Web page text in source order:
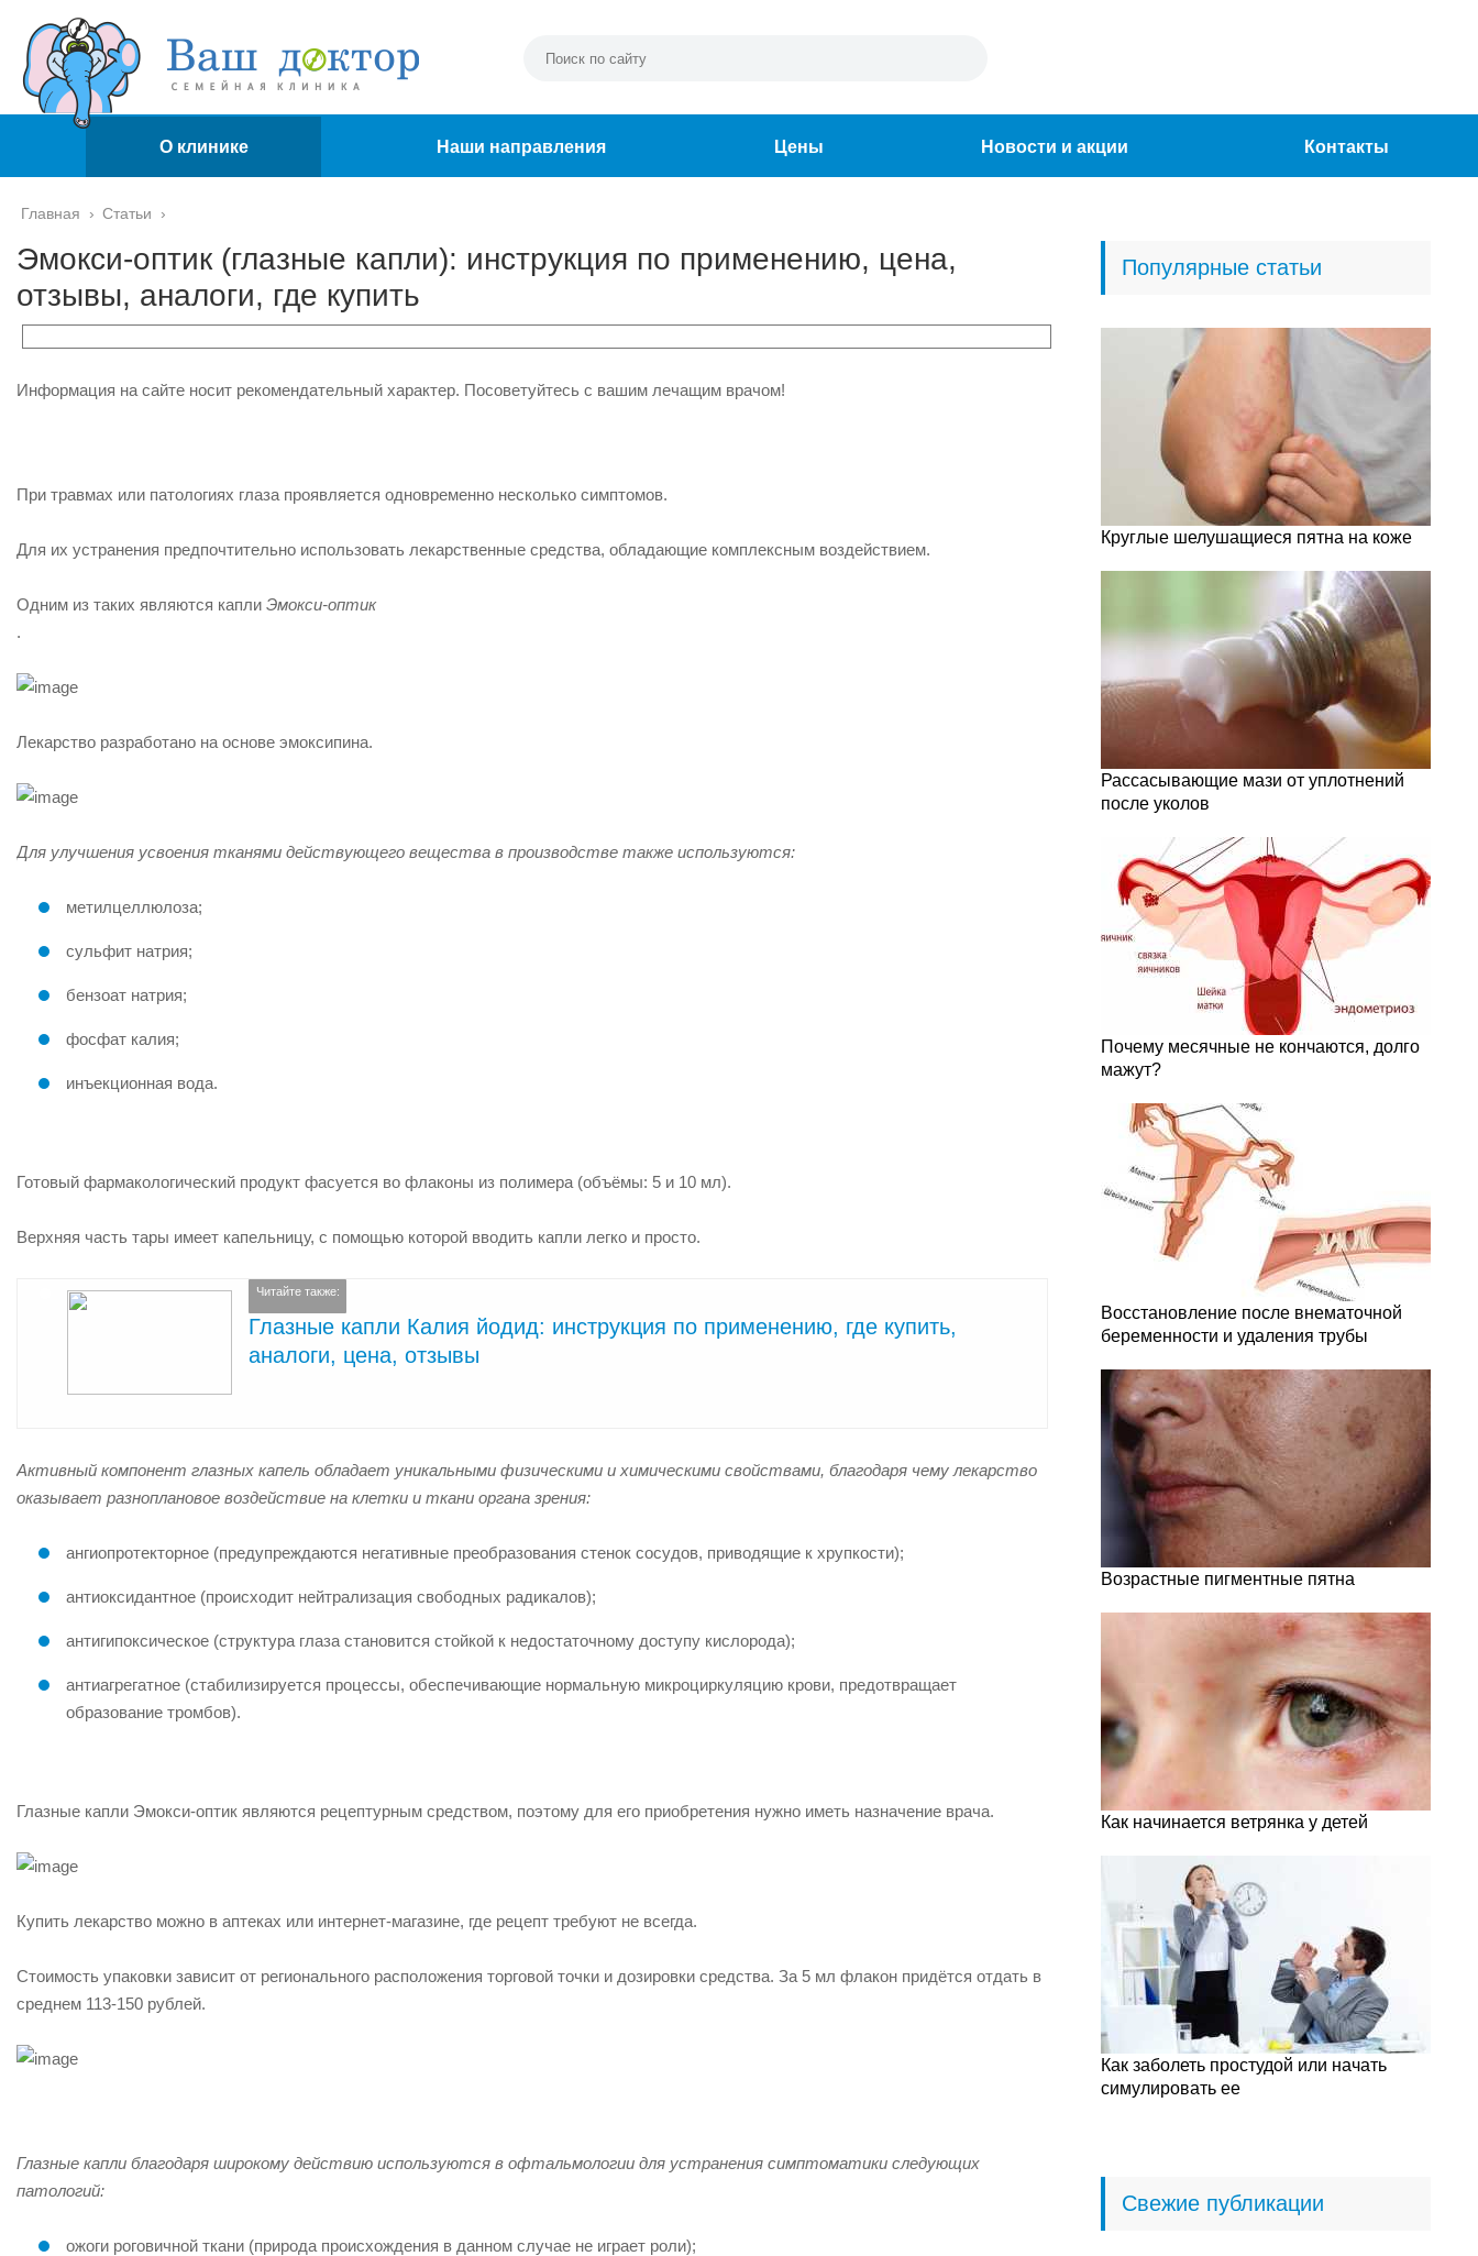
О клинике Наши направления Цены Новости и акции Контакты
Главная › Статьи ›
Эмокси-оптик (глазные капли): инструкция по применению, цена,
отзывы, аналоги, где купить
Информация на сайте носит рекомендательный характер. Посоветуйтесь с вашим лечащим врачом!
При травмах или патологиях глаза проявляется одновременно несколько симптомов.
Для их устранения предпочтительно использовать лекарственные средства, обладающие комплексным воздействием.
Одним из таких являются капли Эмокси-оптик
.
Лекарство разработано на основе эмоксипина.
Для улучшения усвоения тканями действующего вещества в производстве также используются:
метилцеллюлоза;
сульфит натрия;
бензоат натрия;
фосфат калия;
инъекционная вода.
Готовый фармакологический продукт фасуется во флаконы из полимера (объёмы: 5 и 10 мл).
Верхняя часть тары имеет капельницу, с помощью которой вводить капли легко и просто.
Читайте также:
Глазные капли Калия йодид: инструкция по применению, где купить,
аналоги, цена, отзывы
Активный компонент глазных капель обладает уникальными физическими и химическими свойствами, благодаря чему лекарство
оказывает разноплановое воздействие на клетки и ткани органа зрения:
ангиопротекторное (предупреждаются негативные преобразования стенок сосудов, приводящие к хрупкости);
антиоксидантное (происходит нейтрализация свободных радикалов);
антигипоксическое (структура глаза становится стойкой к недостаточному доступу кислорода);
антиагрегатное (стабилизируется процессы, обеспечивающие нормальную микроциркуляцию крови, предотвращает
образование тромбов).
Глазные капли Эмокси-оптик являются рецептурным средством, поэтому для его приобретения нужно иметь назначение врача.
Купить лекарство можно в аптеках или интернет-магазине, где рецепт требуют не всегда.
Стоимость упаковки зависит от регионального расположения торговой точки и дозировки средства. За 5 мл флакон придётся отдать в
среднем 113-150 рублей.
Глазные капли благодаря широкому действию используются в офтальмологии для устранения симптоматики следующих
патологий:
ожоги роговичной ткани (природа происхождения в данном случае не играет роли);
Популярные статьи
Круглые шелушащиеся пятна на коже
Рассасывающие мази от уплотнений
после уколов
Почему месячные не кончаются, долго
мажут?
Восстановление после внематочной
беременности и удаления трубы
Возрастные пигментные пятна
Как начинается ветрянка у детей
Как заболеть простудой или начать
симулировать ее
Свежие публикации